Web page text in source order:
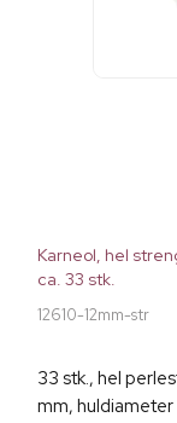
Karneol, hel
ca. 33 stk.
12610-12mm-str
33 stk., hel
mm, huldiameter